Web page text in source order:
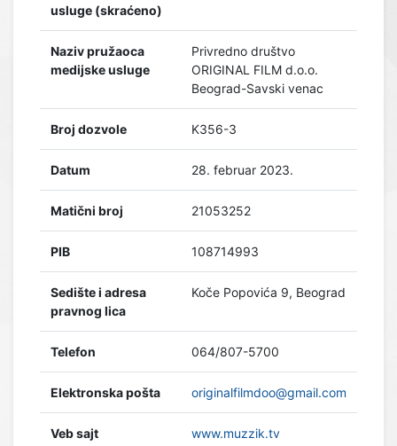
usluge (skraćeno)
Naziv pružaoca
medijske usluge
Privredno društvo
ORIGINAL FILM d.o.o.
Beograd-Savski venac
Broj dozvole K356-3
Datum 28. februar 2023.
Matični broj 21053252
PIB 108714993
Sedište i adresa
pravnog lica
Koče Popovića 9, Beograd
Telefon 064/807-5700
Elektronska pošta originalfilmdoo@gmail.com
Veb sajt www.muzzik.tv